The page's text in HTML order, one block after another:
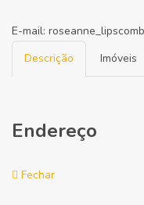
E-mail:
Descrição
Imóveis
Endereço
Fechar